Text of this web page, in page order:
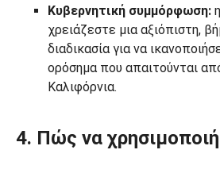
Κυβερνητική συμμόρφωση:
χρειάζεστε μια αξιόπιστη,
διαδικασία για να
ορόσημα που απαιτούνται
Καλιφόρνια.
4. Πώς να